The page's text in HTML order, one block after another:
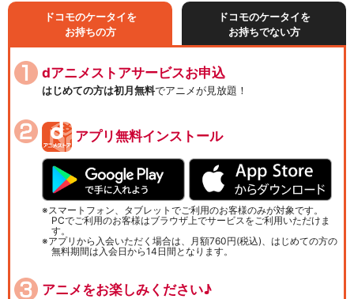
ドコモのケータイを
お持ちの方
ドコモのケータイを
お持ちでない方
dアニメストアサービスお申込
はじめての方は初月無料でアニメが見放題！
アプリ無料インストール
スマートフォン、タブレットでご利用のお客様のみが対象です。
PCでご利用のお客様はブラウザ上でサービスをご利用いただけま
す。
アプリから入会いただく場合は、月額760円(税込)、はじめての方の
無料期間は入会日から14日間となります。
アニメをお楽しみください♪